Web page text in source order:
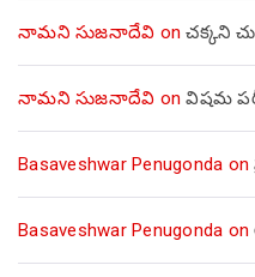
నామని సుజనాదేవి onచక్కని
నామని సుజనాదేవి onవిషమ
Basaveshwar Penugonda on
Basaveshwar Penugonda on